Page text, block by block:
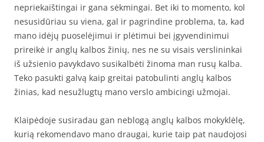
nepriekaištingai ir gana sėkmingai. Bet iki to momento, kol
nesusidūriau su viena, gal ir pagrindine problema, ta, kad
mano idėjų puoselėjimui ir plėtimui bei įgyvendinimui
prireikė ir anglų kalbos žinių, nes ne su visais verslininkai
iš užsienio pavykdavo susikalbėti žinoma man rusų kalba.
Teko pasukti galvą kaip greitai patobulinti anglų kalbos
žinias, kad nesužlugtų mano verslo ambicingi užmojai.
Klaipėdoje susiradau gan neblogą anglų kalbos mokyklėlę,
kurią rekomendavo mano draugai, kurie taip pat naudojosi